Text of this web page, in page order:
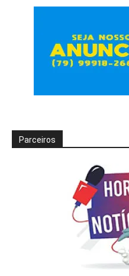
Parceiros